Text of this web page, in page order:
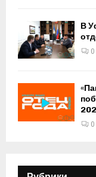
В
0
0